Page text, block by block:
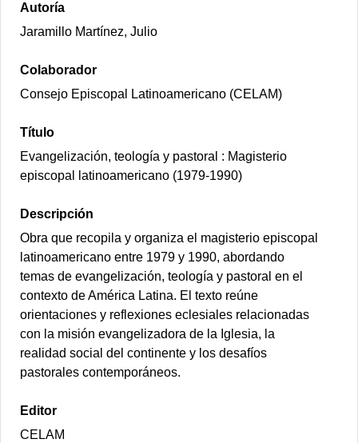
Autoría
Jaramillo Martínez, Julio
Colaborador
Consejo Episcopal Latinoamericano (CELAM)
Título
Evangelización, teología y pastoral : Magisterio
episcopal latinoamericano (1979-1990)
Descripción
Obra que recopila y organiza el magisterio episcopal
latinoamericano entre 1979 y 1990, abordando
temas de evangelización, teología y pastoral en el
contexto de América Latina. El texto reúne
orientaciones y reflexiones eclesiales relacionadas
con la misión evangelizadora de la Iglesia, la
realidad social del continente y los desafíos
pastorales contemporáneos.
Editor
CELAM